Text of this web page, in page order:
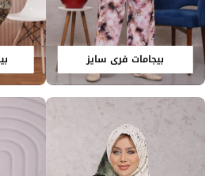
بيجامات فري سايز